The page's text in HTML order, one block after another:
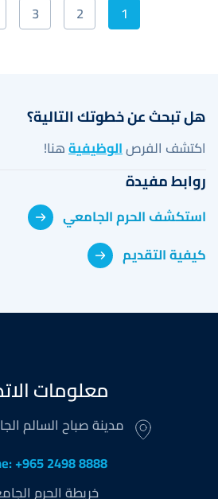
Current 1 الصفحة2
3
هل تبحث عن خطوتك التالية؟
اكتشف الفرصالوظيفيةهنا!
روابط مفيدة
استكشف الحرم الجامعي
كيفية التقديم
معلومات
مدينة صباح السالم
+965 2498 8888
خريطة الحرم